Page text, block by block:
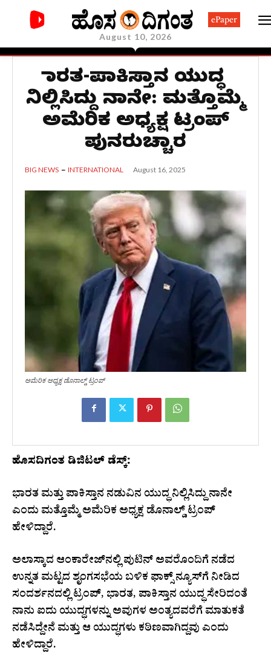
August 10, 2026
ePaper
ಭಾರತ-ಪಾಕಿಸ್ತಾನ ಯುದ್ಧ
ನಿಲ್ಲಿಸಿದ್ದು ನಾನೇ: ಮತ್ತೊಮ್ಮೆ
ಅಮೆರಿಕ ಅಧ್ಯಕ್ಷ ಟ್ರಂಪ್
ಪುನರುಚ್ಚಾರ
BIG NEWS INTERNATIONAL August 16, 2025
ಅಮೆರಿಕ ಅಧ್ಯಕ್ಷ ಡೊನಾಲ್ಡ್ ಟ್ರಂಪ್
ಹೊಸದಿಗಂತ ಡಿಜಿಟಲ್ ಡೆಸ್ಕ್:
ಭಾರತ ಮತ್ತು ಪಾಕಿಸ್ತಾನ ನಡುವಿನ ಯುದ್ಧ ನಿಲ್ಲಿಸಿದ್ದು ನಾನೇ
ಎಂದು ಮತ್ತೊಮ್ಮೆ ಅಮೆರಿಕ ಅಧ್ಯಕ್ಷ ಡೊನಾಲ್ಡ್ ಟ್ರಂಪ್
ಹೇಳಿದ್ದಾರೆ.
ಅಲಾಸ್ಕಾದ ಆಂಕಾರೇಜ್‌ನಲ್ಲಿ ಪುಟಿನ್ ಅವರೊಂದಿಗೆ ನಡೆದ
ಉನ್ನತ ಮಟ್ಟದ ಶೃಂಗಸಭೆಯ ಬಳಿಕ ಫಾಕ್ಸ್ ನ್ಯೂಸ್‌ಗೆ ನೀಡಿದ
ಸಂದರ್ಶನದಲ್ಲಿ ಟ್ರಂಪ್, ಭಾರತ, ಪಾಕಿಸ್ತಾನ ಯುದ್ಧ ಸೇರಿದಂತೆ
ನಾನು ಐದು ಯುದ್ಧಗಳನ್ನು ಅವುಗಳ ಅಂತ್ಯದವರೆಗೆ ಮಾತುಕತೆ
ನಡೆಸಿದ್ದೇನೆ ಮತ್ತು ಆ ಯುದ್ಧಗಳು ಕಠಿಣವಾಗಿದ್ದವು ಎಂದು
ಹೇಳಿದ್ದಾರೆ.